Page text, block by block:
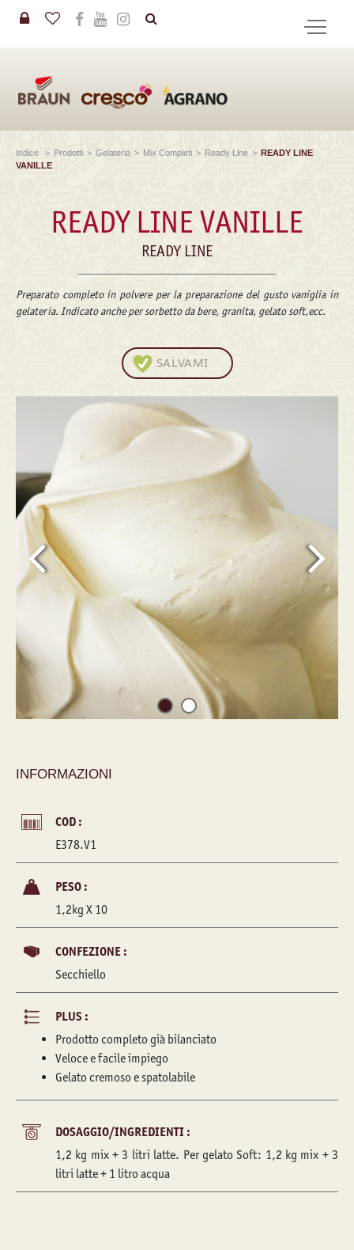
Indice > Prodotti > Gelateria > Mix Completi > Ready Line > READY LINE
VANILLE
READY LINE VANILLE
READY LINE
Preparato completo in polvere per la preparazione del gusto vaniglia in
gelateria. Indicato anche per sorbetto da bere, granita, gelato soft,ecc.
SALVAMI
INFORMAZIONI
COD :
E378.V1
PESO :
1,2kg X 10
CONFEZIONE :
Secchiello
PLUS :
Prodotto completo già bilanciato
Veloce e facile impiego
Gelato cremoso e spatolabile
DOSAGGIO/INGREDIENTI :
1,2 kg mix + 3 litri latte. Per gelato Soft: 1,2 kg mix + 3
litri latte + 1 litro acqua